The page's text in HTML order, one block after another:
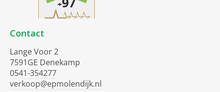
Contact
Lange Voor 2
7591GE Denekamp
0541-354277
verkoop@epmolendijk.nl